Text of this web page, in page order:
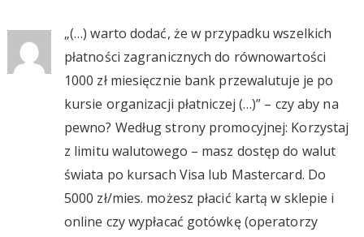
„(…) warto dodać, że w przypadku wszelkich
płatności zagranicznych do równowartości
1000 zł miesięcznie bank przewalutuje je po
kursie organizacji płatniczej (…)” – czy aby na
pewno? Według strony promocyjnej: Korzystaj
z limitu walutowego – masz dostęp do walut
świata po kursach Visa lub Mastercard. Do
5000 zł/mies. możesz płacić kartą w sklepie i
online czy wypłacać gotówkę (operatorzy